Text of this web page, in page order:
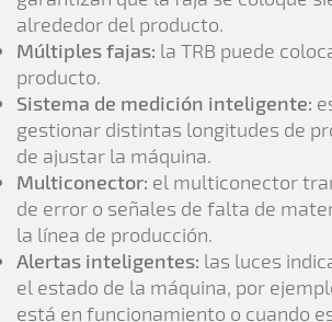
alrededor del producto.
Múltiples fajas: la TRB puede
producto.
Sistema de medición inteligente:
gestionar distintas longitudes de
de ajustar la máquina.
Multiconector: el multiconector
de error o señales de falta de
la línea de producción.
Alertas inteligentes: las luces
el estado de la máquina, por
está en funcionamiento o cuando